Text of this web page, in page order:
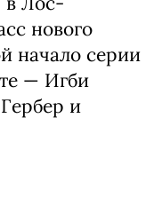
нового
начало серии
— Игби
и